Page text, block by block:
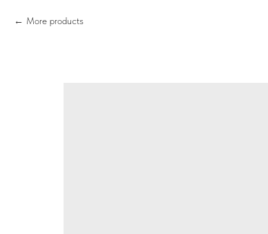
More products